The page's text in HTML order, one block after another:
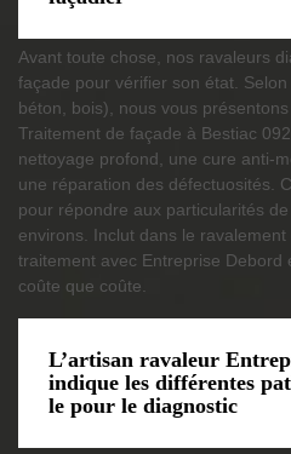
Avant toute chose, nos ravaleurs
façade pour vérifier son état.
béton, bois), nous vous
Traitement de façade à Bestiac
nettoyage profond, une cure anti-
une réparation des défectuosités.
pour répondre aux particularités
environs. Inclut dans le
traitement avec Entreprise Debord
coûte que coûte.
L’artisan ravaleur
indique les différentes
le pour le diagnostic